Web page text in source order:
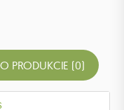
PRODUKCIE (0)